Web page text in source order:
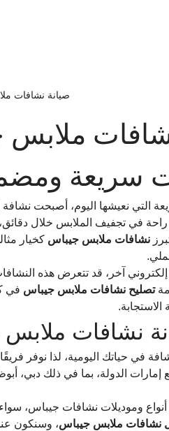
صيانة نشافات
ملابس
سريعة
التي نعيشها اليوم، أصبحت
راحة في تجفيف الملابس خلال
نشافات ملابس جيباس كخيار
آخر، قد تتعرض هذه
تصليح نشافات ملابس جيباس في
نشافات ملابس
في حياتك اليومية، لذا نوفر
إمارات الدولة، بما في ذلك دبي،
وموديلات نشافات جيباس،
نشافات ملابس جيباس، وسنكون